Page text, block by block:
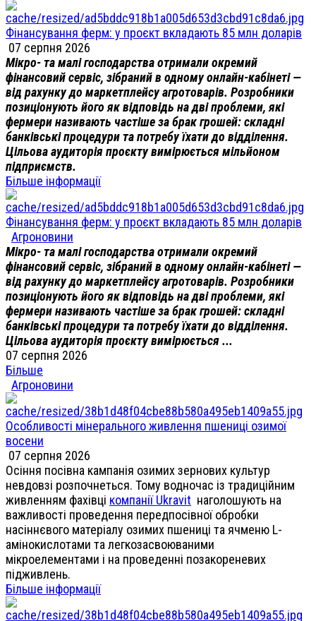
Фінансування ферм: у проєкт вкладають 85 млн доларів
07 серпня 2026
Мікро- та малі господарства отримали окремий
фінансовий сервіс, зібраний в одному онлайн-кабінеті —
від рахунку до маркетплейсу агротоварів. Розробники
позиціонують його як відповідь на дві проблеми, які
фермери називають частіше за брак грошей: складні
банківські процедури та потребу їхати до відділення.
Цільова аудиторія проєкту вимірюється мільйоном
підприємств.
Більше інформації
Фінансування ферм: у проєкт вкладають 85 млн доларів
Агроновини
Мікро- та малі господарства отримали окремий
фінансовий сервіс, зібраний в одному онлайн-кабінеті —
від рахунку до маркетплейсу агротоварів. Розробники
позиціонують його як відповідь на дві проблеми, які
фермери називають частіше за брак грошей: складні
банківські процедури та потребу їхати до відділення.
Цільова аудиторія проєкту вимірюється ...
07 серпня 2026
Більше
Агроновини
Особливості мінерального живлення пшениці озимої
восени
07 серпня 2026
Осіння посівна кампанія озимих зернових культур
невдовзі розпочнеться. Тому водночас із традиційним
живленням фахівці компанії Ukravit наголошують на
важливості проведення передпосівної обробки
насіннєвого матеріалу озимих пшениці та ячменю L-
амінокислотами та легкозасвоюваними
мікроелементами і на проведенні позакореневих
підживлень.
Більше інформації